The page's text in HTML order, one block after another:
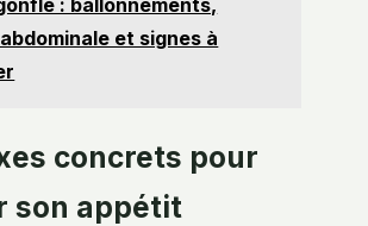
: ballonnements,
et signes à
concrets pour
son appétit